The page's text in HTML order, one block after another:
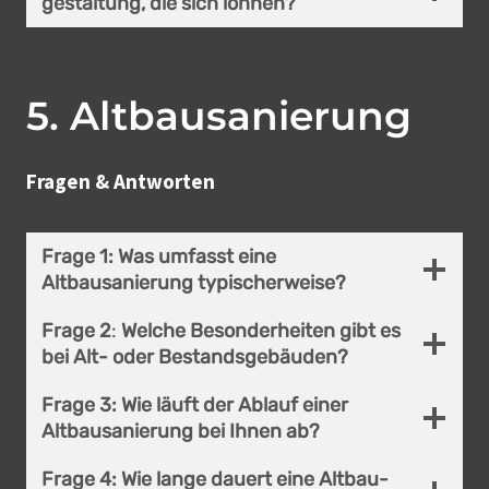
5. Altbausanierung
Fragen & Antworten
Frage 1: Was umfasst eine
Altbausanierung typischerweise?
Frage 2: Welche Besonderheiten gibt es
bei Alt- oder Bestands­gebäuden?
Frage 3: Wie läuft der Ablauf einer
Altbausanierung bei Ihnen ab?
Frage 4: Wie lange dauert eine Altbau­